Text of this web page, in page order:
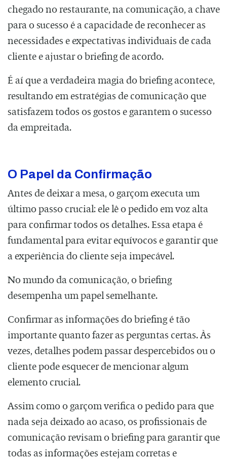
chegado no restaurante, na comunicação, a chave
para o sucesso é a capacidade de reconhecer as
necessidades e expectativas individuais de cada
cliente e ajustar o briefing de acordo.
É aí que a verdadeira magia do briefing acontece,
resultando em estratégias de comunicação que
satisfazem todos os gostos e garantem o sucesso
da empreitada.
O Papel da Confirmação
Antes de deixar a mesa, o garçom executa um
último passo crucial: ele lê o pedido em voz alta
para confirmar todos os detalhes. Essa etapa é
fundamental para evitar equívocos e garantir que
a experiência do cliente seja impecável.
No mundo da comunicação, o briefing
desempenha um papel semelhante.
Confirmar as informações do briefing é tão
importante quanto fazer as perguntas certas. Às
vezes, detalhes podem passar despercebidos ou o
cliente pode esquecer de mencionar algum
elemento crucial.
Assim como o garçom verifica o pedido para que
nada seja deixado ao acaso, os profissionais de
comunicação revisam o briefing para garantir que
todas as informações estejam corretas e